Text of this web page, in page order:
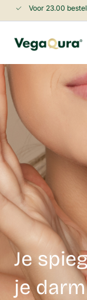
Voor 23.00
Je
je